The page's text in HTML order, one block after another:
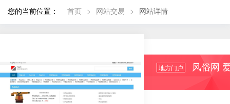
您的当前位置： 首页 > 网站交易 > 网站详情
地方门户 风俗网